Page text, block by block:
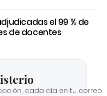
el 99 % de
de docentes
cada día en tu correo.